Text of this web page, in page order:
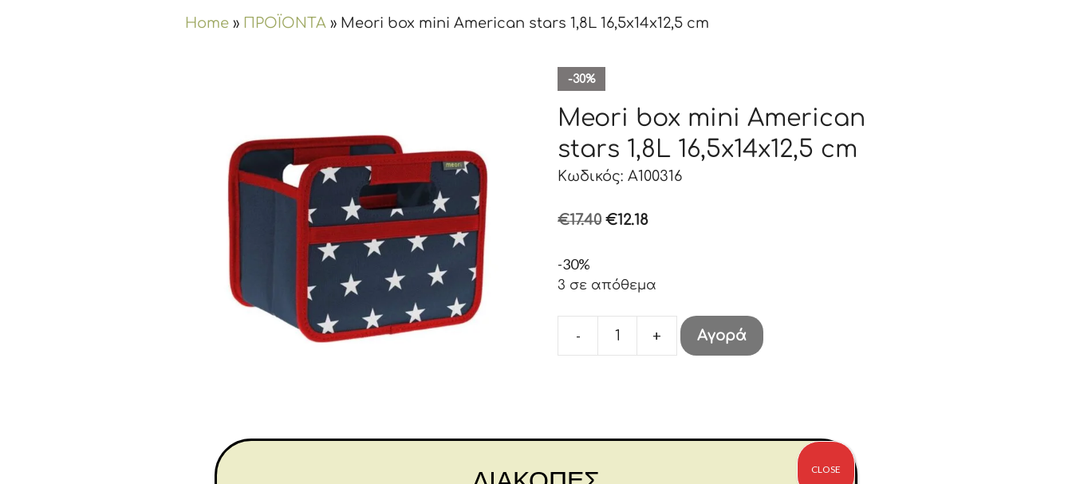
Home » ΠΡΟΪΟΝΤΑ » Meori box mini American stars 1,8L 16,5x14x12,5 cm
-30%
Meori box mini American
stars 1,8L 16,5x14x12,5 cm
Κωδικός: A100316
€17.40 Original
€17.40.
€12.18Η
είναι:
-30%
3 σε απόθεμα
-
stars
16,5x14x12,5
+ Αγορά
CLOSE